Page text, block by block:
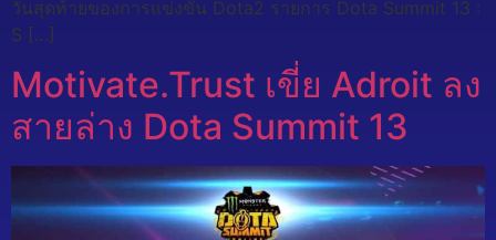
วันสุดท้ายของการแข่งขัน Dota2 รายการ Dota Summit 13 :
S […]
Motivate.Trust เขี่ย Adroit ลง
สายล่าง Dota Summit 13